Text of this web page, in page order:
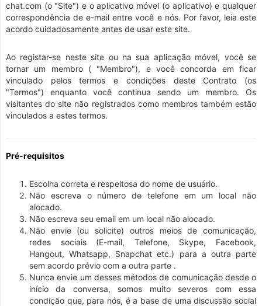
chat.com (o "Site") e o aplicativo móvel (o aplicativo) e qualquer
correspondência de e-mail entre você e nós. Por favor, leia este
acordo cuidadosamente antes de usar este site.
Ao registar-se neste site ou na sua aplicação móvel, você se
tornar um membro ( "Membro"), e você concorda em ficar
vinculado pelos termos e condições deste Contrato (os
"Termos") enquanto você continua sendo um membro. Os
visitantes do site não registrados como membros também estão
vinculados a estes termos.
Pré-requisitos
Escolha correta e respeitosa do nome de usuário.
Não escreva o número de telefone em um local não
alocado.
Não escreva seu email em um local não alocado.
Não envie (ou solicite) outros meios de comunicação,
redes sociais (E-mail, Telefone, Skype, Facebook,
Hangout, Whatsapp, Snapchat etc.) para a outra parte
sem acordo prévio com a outra parte .
Nunca envie um desses métodos de comunicação desde o
início da conversa, somos muito severos com essa
condição que, para nós, é a base de uma discussão social